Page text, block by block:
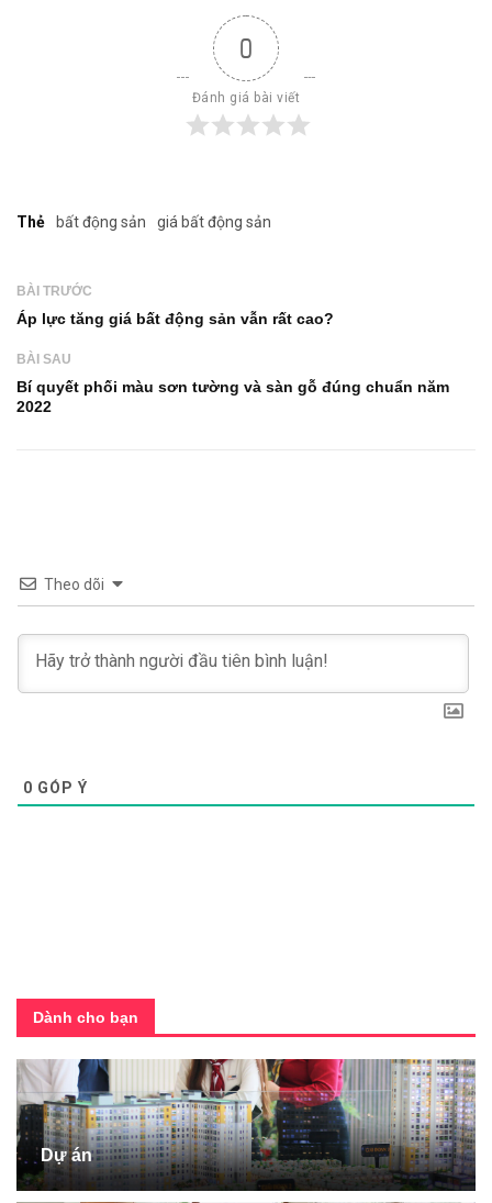
0
Đánh giá bài viết
Thẻ bất động sản giá bất động sản
BÀI TRƯỚC
Áp lực tăng giá bất động sản vẫn rất cao?
BÀI SAU
Bí quyết phối màu sơn tường và sàn gỗ đúng chuẩn năm
2022
Theo dõi
0 GÓP Ý
Dành cho bạn
Dự án